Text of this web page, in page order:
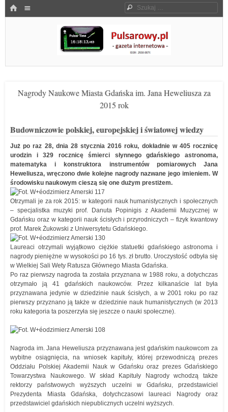
HOME Szukaj
Pulsarowy.pl
Nagrody Naukowe Miasta Gdańska im. Jana Heweliusza za
2015 rok
Budowniczowie polskiej, europejskiej i światowej wiedzy
Już po raz 28, dnia 28 stycznia 2016 roku, dokładnie w 405 rocznicę
urodzin i 329 rocznicę śmierci słynnego gdańskiego astronoma,
matematyka i konstruktora instrumentów pomiarowych Jana
Heweliusza, wręczono dwie kolejne nagrody nazwane jego imieniem. W
środowisku naukowym cieszą się one dużym prestiżem.
Otrzymali je za rok 2015: w kategorii nauk humanistycznych i społecznych
– specjalistka muzyki prof. Danuta Popinigis z Akademii Muzycznej w
Gdańsku oraz w kategorii nauk ścisłych i przyrodniczych – fizyk kwantowy
prof. Marek Żukowski z Uniwersytetu Gdańskiego.
Laureaci otrzymali wyjątkowo ciężkie statuetki gdańskiego astronoma i
nagrody pieniężne w wysokości po 16 tys. zł brutto. Uroczystość odbyła się
w Wielkiej Sali Wety Ratusza Głównego Miasta Gdańska.
Po raz pierwszy nagroda ta została przyznana w 1988 roku, a dotychczas
otrzymało ją 41 gdańskich naukowców. Przez kilkanaście lat była
przyznawana jedynie w dziedzinie nauk ścisłych, a w 2001 roku po raz
pierwszy przyznano ją także w dziedzinie nauk humanistycznych (w 2013
roku kategoria ta poszerzyła się jeszcze o nauki społeczne).
Nagroda im. Jana Heweliusza przyznawana jest gdańskim naukowcom za
wybitne osiągnięcia, na wniosek kapituły, której przewodniczą prezes
Oddziału Polskiej Akademii Nauk w Gdańsku oraz prezes Gdańskiego
Towarzystwa Naukowego. W skład Kapituły Nagrody wchodzą także
rektorzy państwowych wyższych uczelni w Gdańsku, przedstawiciel
Prezydenta Miasta Gdańska, dotychczasowi laureaci Nagrody oraz
przedstawiciel gdańskich niepublicznych uczelni wyższych.